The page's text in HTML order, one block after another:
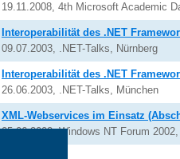
19.11.2008, 4th Microsoft Academic
Interoperabilität des .NET
09.07.2003, .NET-Talks, Nürnberg
Interoperabilität des .NET
26.06.2003, .NET-Talks, München
XML-Webservices im Einsatz
05.06.2002, Windows NT Forum